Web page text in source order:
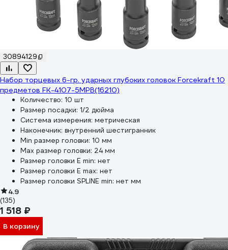
30894129
Набор торцевых 6-гр. ударных глубоких головок Forcekraft 10
предметов FK-4107-5MPB(16210)
Количество: 10 шт
Размер посадки: 1/2 дюйма
Система измерения: метрическая
Наконечник: внутренний шестигранник
Min размер головки: 10 мм
Max размер головки: 24 мм
Размер головки E min: нет
Размер головки E max: нет
Размер головки SPLINE min: нет мм
4.9
(135)
1 518 ₽
В корзину